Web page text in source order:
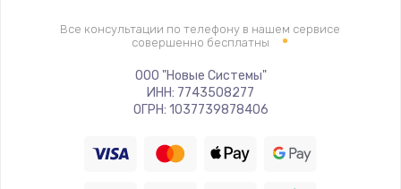
Заказать
Замена фильтра
780 руб.
Все консультации по телефону в нашем сервисе
совершенно бесплатны
ООО "Новые Системы"
ИНН: 7743508277
ОГРН: 1037739878406